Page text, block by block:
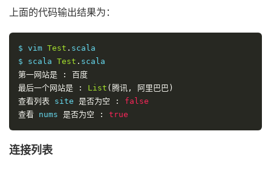
上面的代码输出结果为：
$ vim Test . scala
$ scala Test .
第一网站是
:
百度
最后一个网站是
: List (腾讯,
阿里巴巴)
查看列表 site 是否为空 :
false
查看 nums 是否为空 : true
连接列表